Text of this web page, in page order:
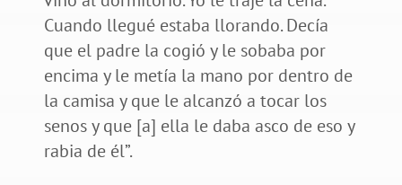
Cuando llegué estaba llorando. Decía
que el padre la cogió y le sobaba por
encima y le metía la mano por dentro de
la camisa y que le alcanzó a tocar los
senos y que [a] ella le daba asco de eso y
rabia de él”.